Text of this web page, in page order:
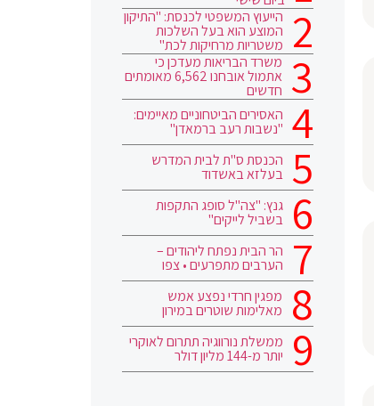
הייעוץ המשפטי לכנסת: "התיקון
המוצע הוא בעל השלכות
משטריות מרחיקות לכת"
משרד הבריאות מעדכן כי
אתמול אובחנו 6,562 מאומתים
חדשים
האסירים הביטחוניים מאיימים:
"נשבות רעב ברמאדן"
הכנסת ס"ת לבית המדרש
בעלזא באשדוד
גנץ: "צה"ל סופג התקפות
בשביל לייקים"
הר הבית נפתח ליהודים –
הערבים מתפרעים • צפו
מפגין חרדי נפצע אמש
מאלימות שוטרים במירון
ממשלת נורווגיה תתרום לאוקרי
יותר מ-144 מליון דולר